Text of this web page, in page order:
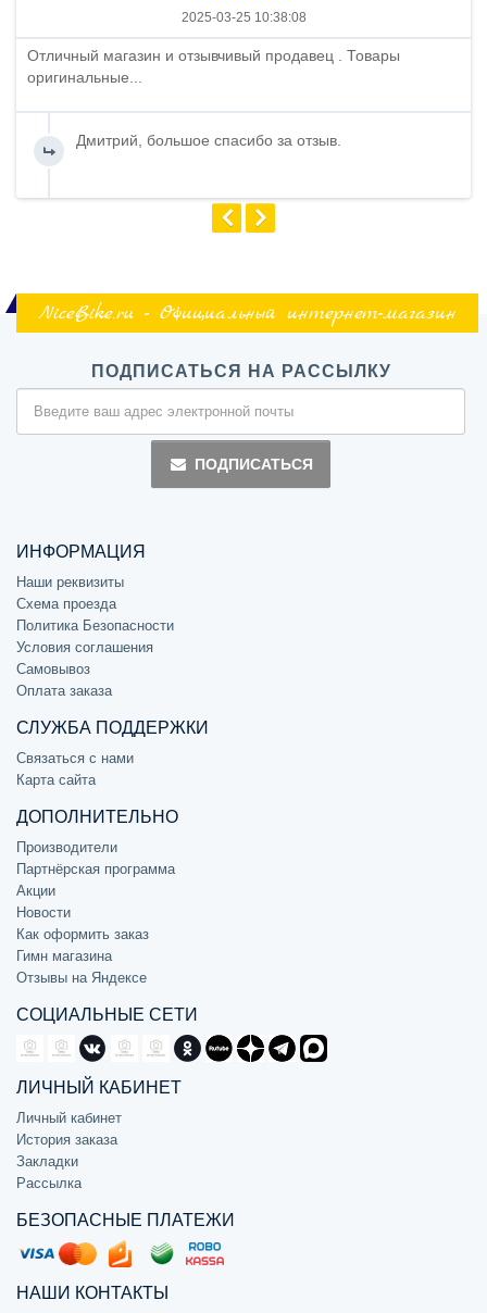
2025-03-25 10:38:08
Отличный магазин и отзывчивый продавец . Товары
оригинальные...
Дмитрий, большое спасибо за отзыв.
NiceBike.ru - Официальный интернет-магазин
ПОДПИСАТЬСЯ НА РАССЫЛКУ
ПОДПИСАТЬСЯ
ИНФОРМАЦИЯ
Наши реквизиты
Схема проезда
Политика Безопасности
Условия соглашения
Самовывоз
Оплата заказа
СЛУЖБА ПОДДЕРЖКИ
Связаться с нами
Карта сайта
ДОПОЛНИТЕЛЬНО
Производители
Партнёрская программа
Акции
Новости
Как оформить заказ
Гимн магазина
Отзывы на Яндексе
СОЦИАЛЬНЫЕ СЕТИ
ЛИЧНЫЙ КАБИНЕТ
Личный кабинет
История заказа
Закладки
Рассылка
БЕЗОПАСНЫЕ ПЛАТЕЖИ
НАШИ КОНТАКТЫ